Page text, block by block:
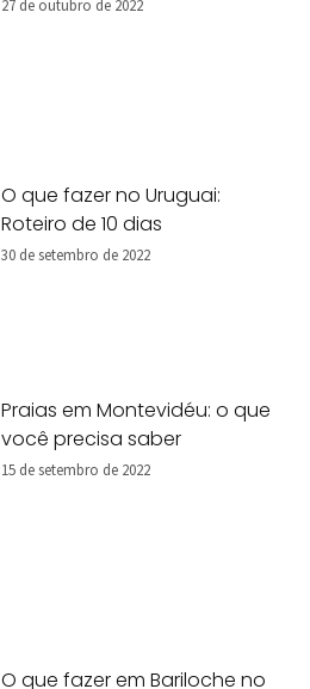
27 de outubro de 2022
O que fazer no Uruguai:
Roteiro de 10 dias
30 de setembro de 2022
Praias em Montevidéu: o que
você precisa saber
15 de setembro de 2022
O que fazer em Bariloche no